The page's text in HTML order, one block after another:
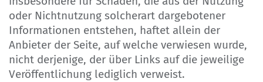
oder Nichtnutzung solcherart dargebotener
Informationen entstehen, haftet allein der
Anbieter der Seite, auf welche verwiesen wurde,
nicht derjenige, der über Links auf die jeweilige
Veröffentlichung lediglich verweist.